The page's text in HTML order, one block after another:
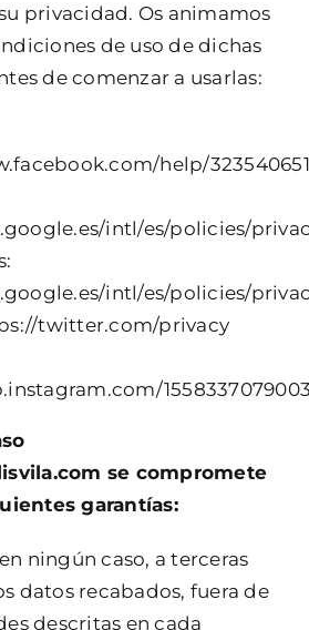
privacidad. Os animamos
de uso de dichas
de comenzar a usarlas:
help/
intl/es/policies/
intl/es/policies/
twitter.com/privacy
se compromete
garantías:
ningún caso, a terceras
datos recabados, fuera de
descritas en cada